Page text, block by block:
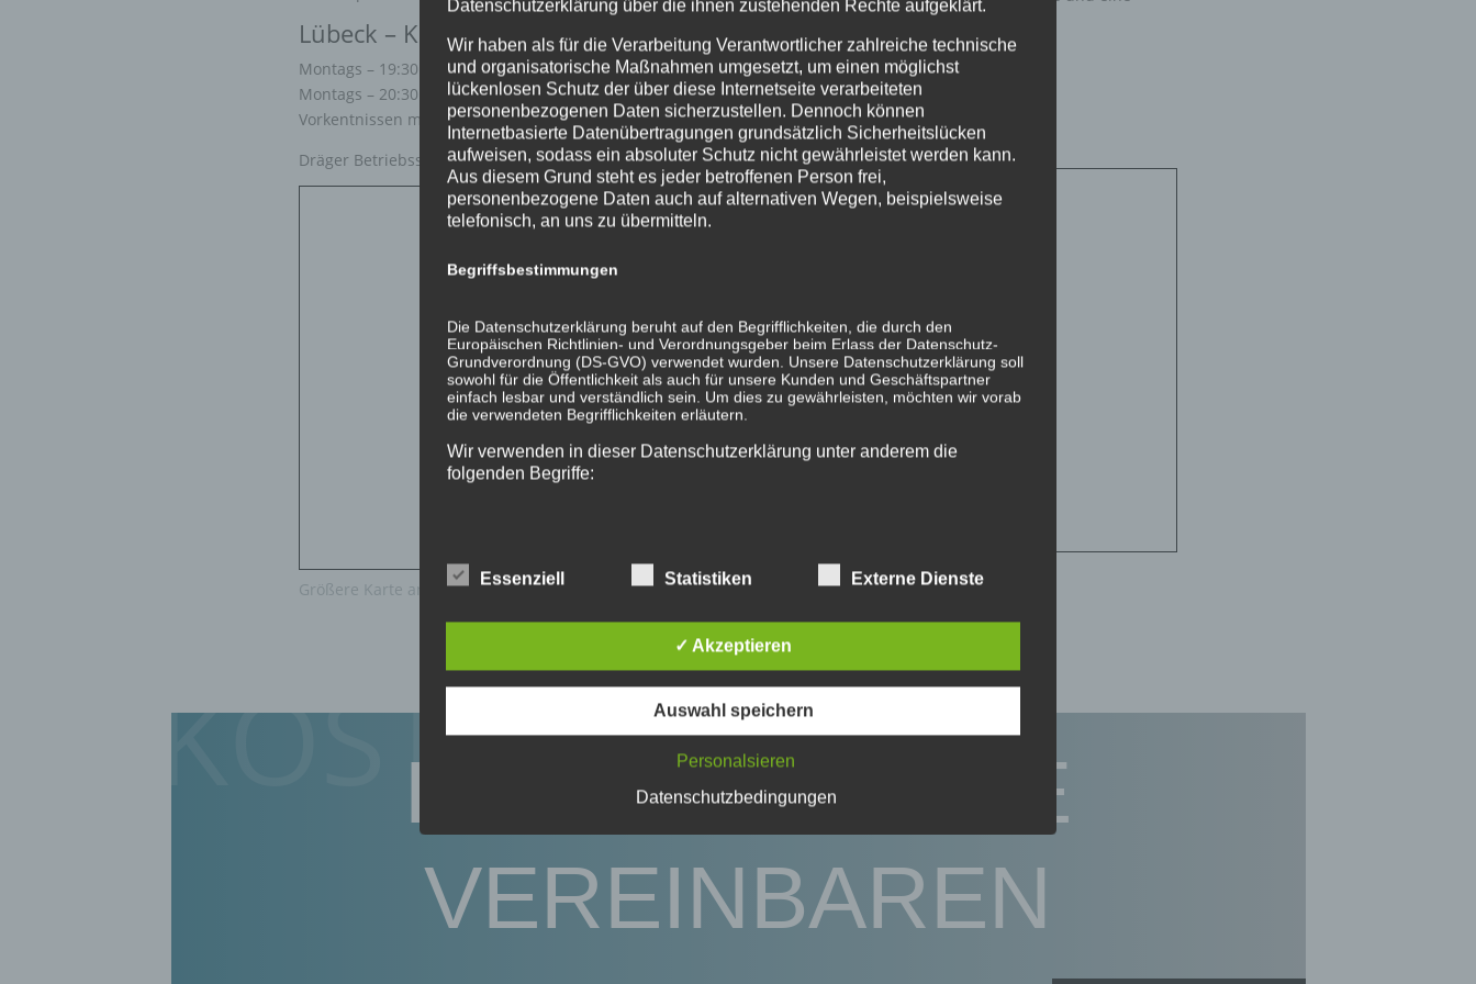
Lübeck – Karlshof
Montags – 19:30 Uhr – 20:30 Uhr
Montags – 20:30 Uhr – 21:30 Uhr – mit nur leichten
Vorkentnissen möglich
Dräger Betriebssport Tanzen
Größere Karte anzeigen
angenehme Trainingsatmosphäre.
Lübeck – St. Lorenz – Nord
Mittwochs – 20:30 Uhr – 21:45 Uhr
Veranstalter Hobby-Tanzsport e.V.
Größere Karte anzeigen
KOSTENLOSE
PROBESTUNDE
VEREINBAREN
Datenschutzerklärung über die ihnen zustehenden Rechte aufgeklärt.
Wir haben als für die Verarbeitung Verantwortlicher zahlreiche technische
und organisatorische Maßnahmen umgesetzt, um einen möglichst
lückenlosen Schutz der über diese Internetseite verarbeiteten
personenbezogenen Daten sicherzustellen. Dennoch können
Internetbasierte Datenübertragungen grundsätzlich Sicherheitslücken
aufweisen, sodass ein absoluter Schutz nicht gewährleistet werden kann.
Aus diesem Grund steht es jeder betroffenen Person frei,
personenbezogene Daten auch auf alternativen Wegen, beispielsweise
telefonisch, an uns zu übermitteln.
Begriffsbestimmungen
Die Datenschutzerklärung beruht auf den Begrifflichkeiten, die durch den
Europäischen Richtlinien- und Verordnungsgeber beim Erlass der Datenschutz-
Grundverordnung (DS-GVO) verwendet wurden. Unsere Datenschutzerklärung soll
sowohl für die Öffentlichkeit als auch für unsere Kunden und Geschäftspartner
einfach lesbar und verständlich sein. Um dies zu gewährleisten, möchten wir vorab
die verwendeten Begrifflichkeiten erläutern.
Wir verwenden in dieser Datenschutzerklärung unter anderem die
folgenden Begriffe:
beziehen. Als identifizierbar wird eine natürliche Person angesehen, die direkt oder
indirekt, insbesondere mittels Zuordnung zu einer Kennung wie einem Namen, zu
einer Kennnummer, zu Standortdaten, zu einer Online-Kennung oder zu einem
oder mehreren besonderen Merkmalen, die Ausdruck der physischen,
physiologischen, genetischen, psychischen, wirtschaftlichen, kulturellen oder
sozialen Identität dieser natürlichen Person sind, identifiziert werden kann.
deren personenbezogene Daten von dem für die Verarbeitung Verantwortlichen
verarbeitet werden.
Essenziell Statistiken Externe Dienste
✓ Akzeptieren
Auswahl speichern
Personalsieren
Datenschutzbedingungen